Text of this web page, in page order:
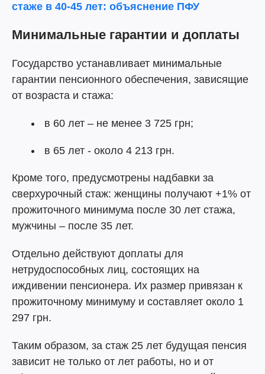
стаже в 40-45 лет: объяснение ПФУ
Минимальные гарантии и доплаты
Государство устанавливает минимальные
гарантии пенсионного обеспечения, зависящие
от возраста и стажа:
в 60 лет – не менее 3 725 грн;
в 65 лет - около 4 213 грн.
Кроме того, предусмотрены надбавки за
сверхурочный стаж: женщины получают +1% от
прожиточного минимума после 30 лет стажа,
мужчины – после 35 лет.
Отдельно действуют доплаты для
нетрудоспособных лиц, состоящих на
иждивении пенсионера. Их размер привязан к
прожиточному минимуму и составляет около 1
297 грн.
Таким образом, за стаж 25 лет будущая пенсия
зависит не только от лет работы, но и от